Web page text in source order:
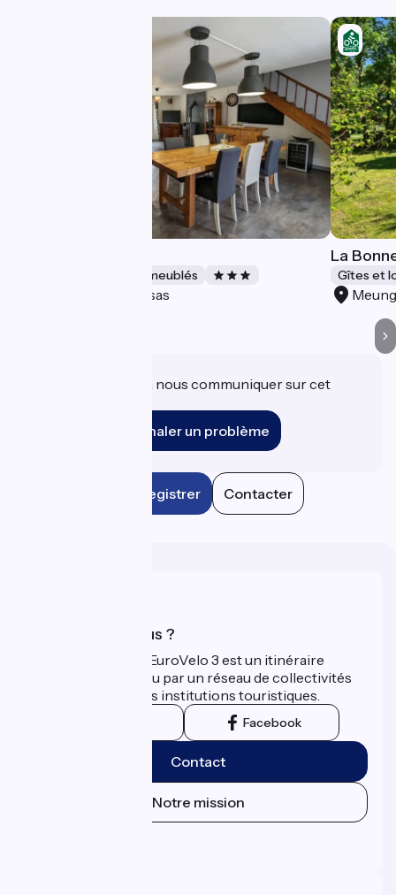
Gîtes et locations de meublés
Messas
La
Gîtes et
Une information à nous communiquer sur cet
Signaler un problème
Enregistrer Contacter
Qui sommes-nous ?
La Scandibérique-EuroVelo 3 est un itinéraire
développé et promu par un réseau de collectivités
territoriales et leurs institutions touristiques.
Facebook
Contact
Notre mission